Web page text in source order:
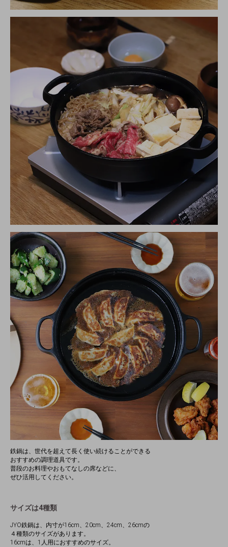
鉄鍋は、世代を超えて長く使い続けることができる
おすすめの調理道具です。
普段のお料理やおもてなしの席などに、
ぜひ活用してください。
サイズは4種類
JYO鉄鍋は、内寸が16cm、20cm、24cm、26cmの
４種類のサイズがあります。
16cmは、1人用におすすめのサイズ。